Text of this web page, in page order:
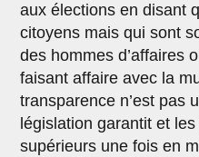
aux élections en disant
citoyens mais qui sont
des hommes d’affaires
faisant affaire avec la
transparence n’est pas
législation garantit et
supérieurs une fois en